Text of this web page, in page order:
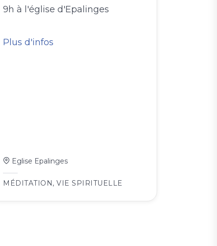
9h à l'église d'Epalinges
Plus d'infos
Eglise Epalinges
MÉDITATION, VIE SPIRITUELLE